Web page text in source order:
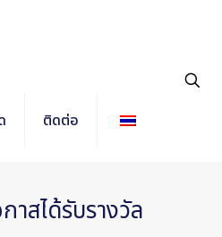
ติดต่อ
สได้รับรางวัล